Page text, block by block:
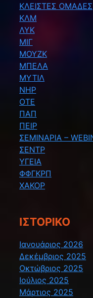
ΚΛΕΙΣΤΕΣ ΟΜΑΔΕΣ
ΚΛΜ
ΛΥΚ
ΜΙΓ
ΜΟΥΖΚ
ΜΠΕΛΑ
ΜΥΤΙΛ
ΝΗΡ
ΟΤΕ
ΠΑΠ
ΠΕΙΡ
ΣΕΜΙΝΑΡΙΑ –
ΣΕΝΤΡ
ΥΓΕΙΑ
ΦΦΓΚΡΠ
ΧΑΚΟΡ
ΙΣΤΟΡΙΚΌ
Ιανουάριος 2026
Δεκέμβριος 2025
Οκτώβριος 2025
Ιούλιος 2025
Μάρτιος 2025